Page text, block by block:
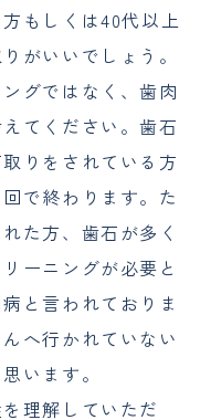
もしくは40代以上
がいいでしょう。
グではなく、歯肉
てください。歯石
りをされている方
で終わります。た
た方、歯石が多く
ーニングが必要と
と言われておりま
へ行かれていない
います。
理解していただ